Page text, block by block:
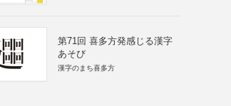
第71回 喜多方発感じる漢字
あそび
漢字のまち喜多方